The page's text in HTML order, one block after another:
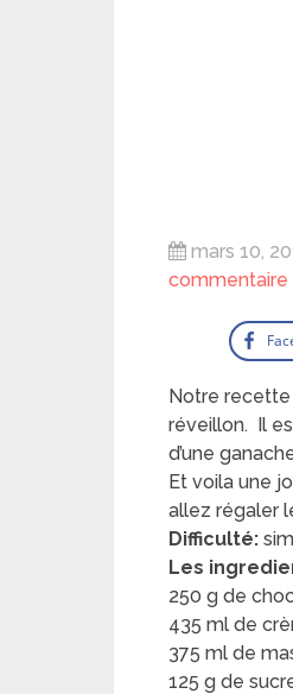
mars 10,
commentaire
Notre recette
réveillon. Il
d’une
Et voila une
allez régaler
Difficulté:
Les
250 g de
435 ml de
375 ml de
125 g de